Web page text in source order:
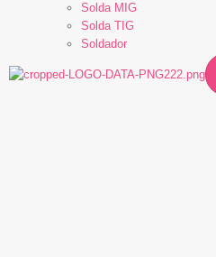
Solda MIG
Solda TIG
Soldador